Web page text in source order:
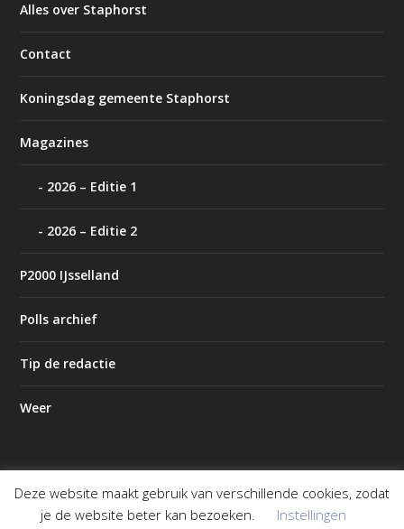
Alles over Staphorst
Contact
Koningsdag gemeente Staphorst
Magazines
2026 – Editie 1
2026 – Editie 2
P2000 IJsselland
Polls archief
Tip de redactie
Weer
Ontworpen doorElegant Themes | Mogelijk gemaakt door
Deze website maakt gebruik van verschillende cookies, zodat
je de website beter kan bezoeken.
Instellingen